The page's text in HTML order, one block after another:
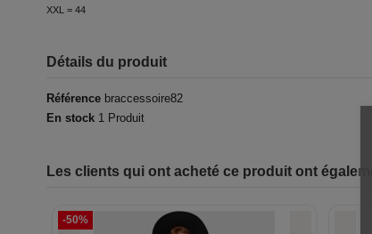
XXL = 44
Détails du produit
Référence braccessoire82
En stock 1 Produit
Les clients qui ont acheté ce produit ont
-50%